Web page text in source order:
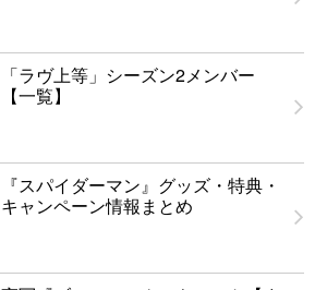
「ラヴ上等」シーズン2メンバー
【一覧】
『スパイダーマン』グッズ・特典・
キャンペーン情報まとめ